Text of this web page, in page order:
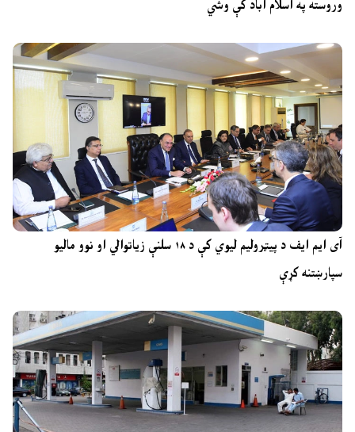
وروسته په اسلام اباد کې وشي
آی ایم ایف د پیټرولیم لیوي کې د ۱۸ سلنې زیاتوالي او نوو مالیو
سپارښتنه کړې